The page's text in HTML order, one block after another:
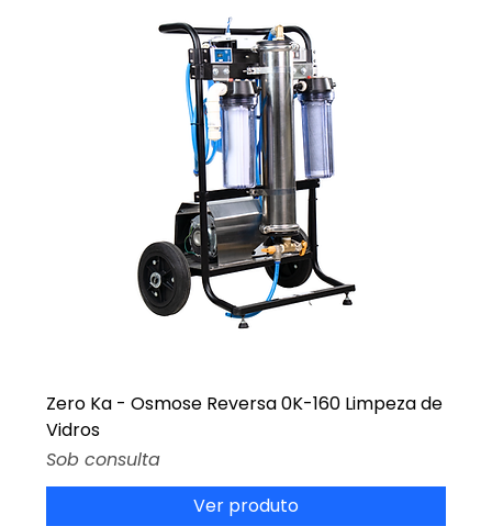
Zero Ka - Osmose Reversa 0K-160 Limpeza de
Vidros
Preço
Sob consulta
Ver produto